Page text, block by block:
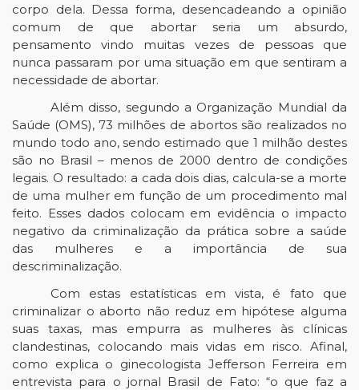
corpo dela. Dessa forma, desencadeando a opinião
comum de que abortar seria um absurdo,
pensamento vindo muitas vezes de pessoas que
nunca passaram por uma situação em que sentiram a
necessidade de abortar.
Além disso, segundo a Organização Mundial da
Saúde (OMS), 73 milhões de abortos são realizados no
mundo todo ano, sendo estimado que 1 milhão destes
são no Brasil – menos de 2000 dentro de condições
legais. O resultado: a cada dois dias, calcula-se a morte
de uma mulher em função de um procedimento mal
feito. Esses dados colocam em evidência o impacto
negativo da criminalização da prática sobre a saúde
das mulheres e a importância de sua
descriminalização.
Com estas estatísticas em vista, é fato que
criminalizar o aborto não reduz em hipótese alguma
suas taxas, mas empurra as mulheres às clínicas
clandestinas, colocando mais vidas em risco. Afinal,
como explica o ginecologista Jefferson Ferreira em
entrevista para o jornal Brasil de Fato: “o que faz a